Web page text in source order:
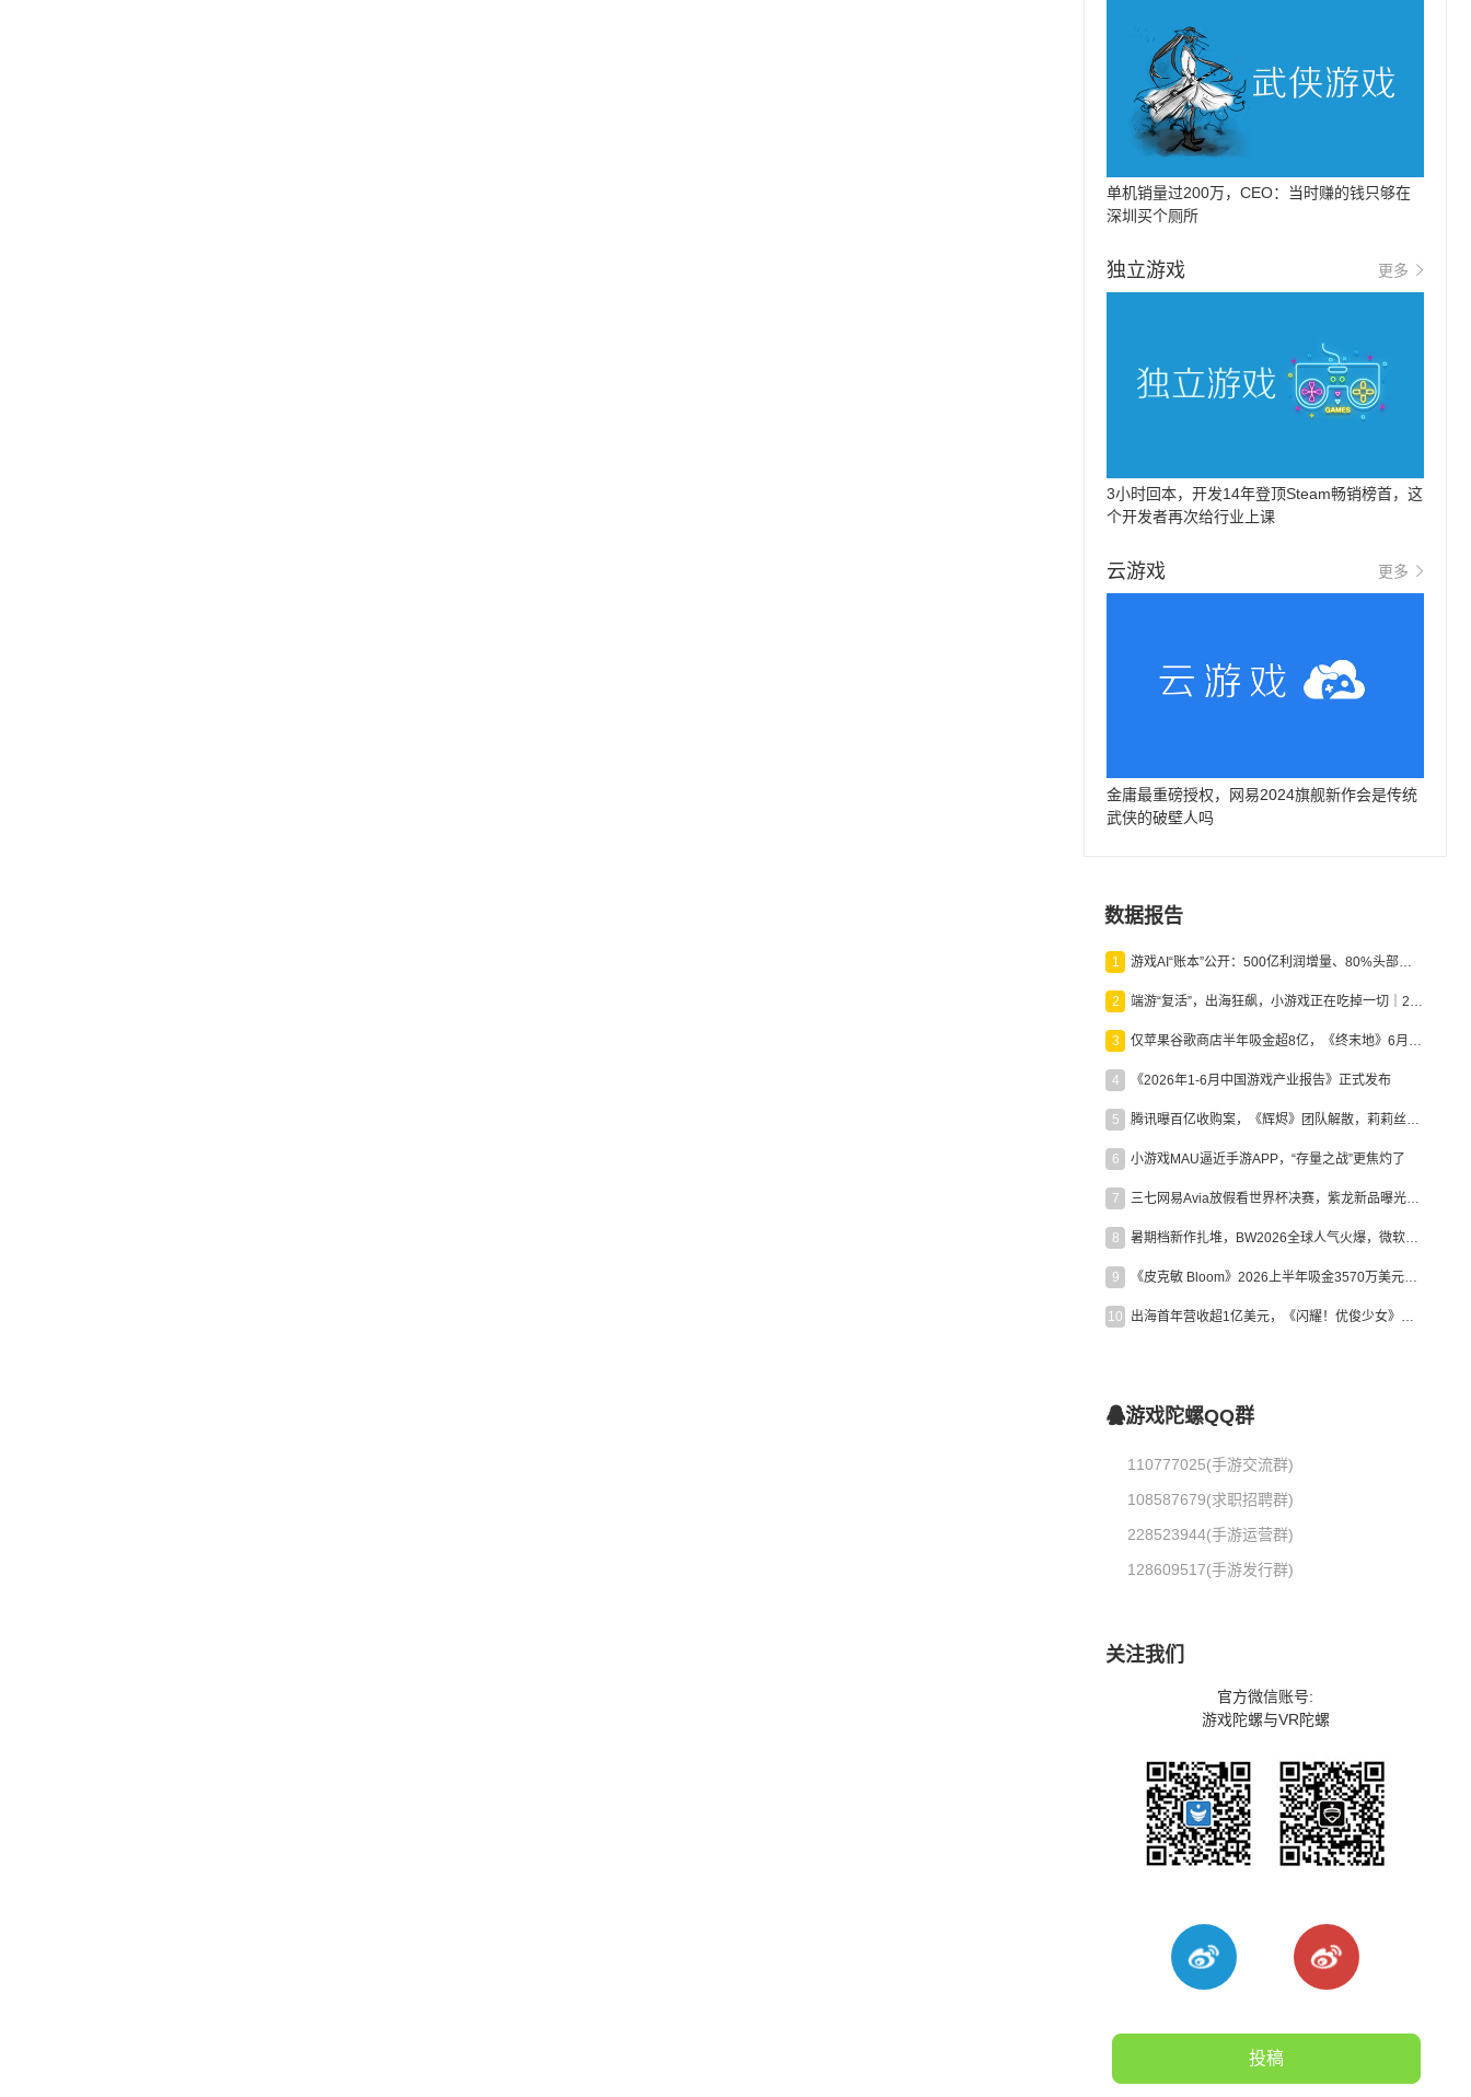
单机销量过200万，CEO：当时赚的钱只够在
深圳买个厕所
独立游戏 更多
3小时回本，开发14年登顶Steam畅销榜首，这
个开发者再次给行业上课
云游戏 更多
金庸最重磅授权，网易2024旗舰新作会是传统
武侠的破壁人吗
数据报告
1 游戏AI“账本”公开：500亿利润增量、80%头部入局，谁在闷声发财？
2 端游“复活”，出海狂飙，小游戏正在吃掉一切｜2026上半年产业报告
3 仅苹果谷歌商店半年吸金超8亿，《终末地》6月份收入显著回暖
4 《2026年1-6月中国游戏产业报告》正式发布
5 腾讯曝百亿收购案，《辉烬》团队解散，莉莉丝新作曝光｜陀螺周报
6 小游戏MAU逼近手游APP，“存量之战”更焦灼了
7 三七网易Avia放假看世界杯决赛，紫龙新品曝光，米哈游新作上线 | 陀螺周报
8 暑期档新作扎堆，BW2026全球人气火爆，微软XBOX大裁员|陀螺周报
9 《皮克敏 Bloom》2026上半年吸金3570万美元，中国台湾成最大市场
10 出海首年营收超1亿美元，《闪耀！优俊少女》美国市场占比达七成
游戏陀螺QQ群
110777025(手游交流群)
108587679(求职招聘群)
228523944(手游运营群)
128609517(手游发行群)
关注我们
官方微信账号:
游戏陀螺与VR陀螺
投稿